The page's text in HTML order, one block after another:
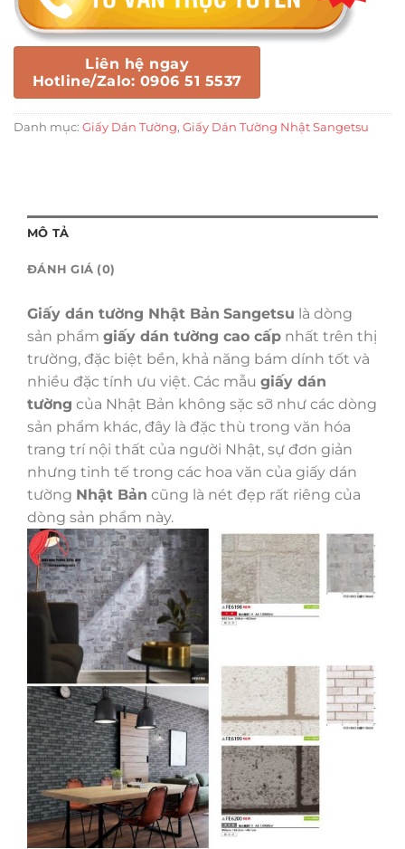
Liên hệ ngay
Hotline/Zalo: 0906 51 5537
Danh mục: Giấy Dán Tường, Giấy Dán Tường Nhật Sangetsu
MÔ TẢ
ĐÁNH GIÁ (0)
Giấy dán tường Nhật Bản Sangetsu là dòng
sản phẩm giấy dán tường cao cấp nhất trên thị
trường, đặc biệt bền, khả năng bám dính tốt và
nhiều đặc tính ưu việt. Các mẫu giấy dán
tường của Nhật Bản không sặc sỡ như các dòng
sản phẩm khác, đây là đặc thù trong văn hóa
trang trí nội thất của người Nhật, sự đơn giản
nhưng tinh tế trong các hoa văn của giấy dán
tường Nhật Bản cũng là nét đẹp rất riêng của
dòng sản phẩm này.